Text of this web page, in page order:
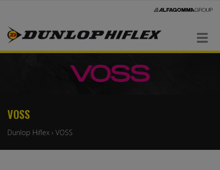
Navigaatio
VOSS
Dunlop Hiflex › VOSS